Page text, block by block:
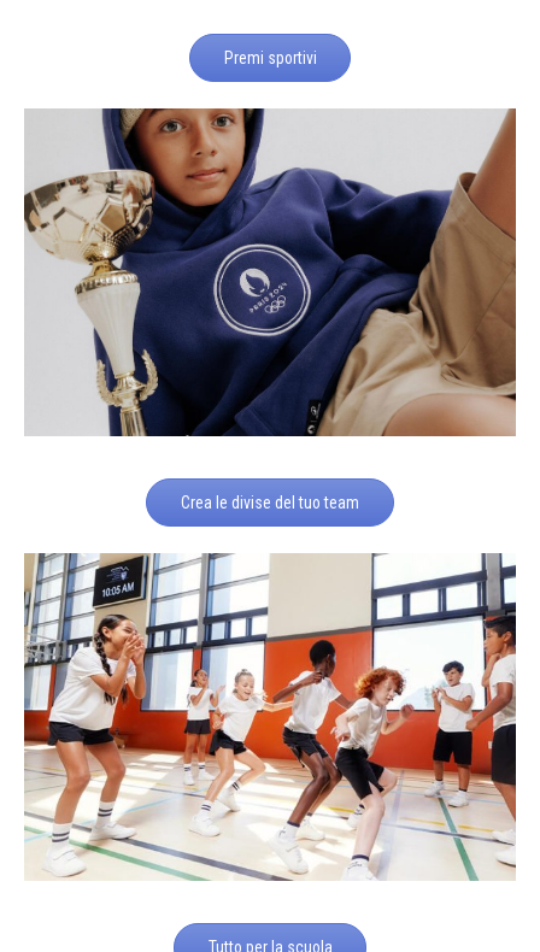
Premi sportivi
Crea le divise del tuo team
Tutto per la scuola